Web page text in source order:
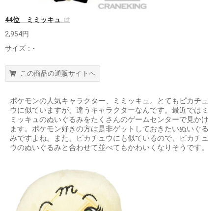
44位 ミミッキュ
2,954円
サイズ：-
この商品の通販サイトへ
ポケモンの人気キャラクター、ミミッキュ。とてもピカチュ
ウに似ていますが、違うキャラクターなんです。最近ではミ
ミッキュのぬいぐるみをたくさんのゲームセンターで見かけ
ます。ポケモン好きの方は是非ゲットしておきたいぬいぐる
みですよね。また、ピカチュウにも似ているので、ピカチュ
ウのぬいぐるみと合わせて並べてもかわいくなりそうです。